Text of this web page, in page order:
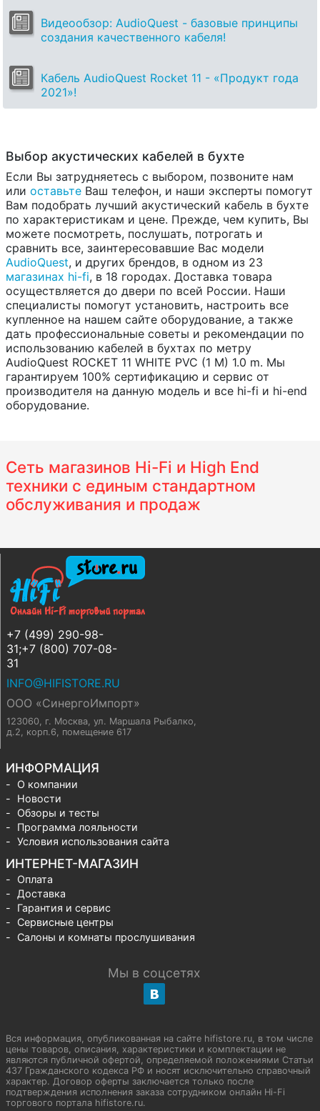
Видеообзор: AudioQuest - базовые принципы
создания качественного кабеля!
Кабель AudioQuest Rocket 11 - «Продукт года
2021»!
Выбор акустических кабелей в бухте
Если Вы затрудняетесь с выбором, позвоните нам
или оставьте Ваш телефон, и наши эксперты помогут
Вам подобрать лучший акустический кабель в бухте
по характеристикам и цене. Прежде, чем купить, Вы
можете посмотреть, послушать, потрогать и
сравнить все, заинтересовавшие Вас модели
AudioQuest, и других брендов, в одном из 23
магазинах hi-fi, в 18 городах. Доставка товара
осуществляется до двери по всей России. Наши
специалисты помогут установить, настроить все
купленное на нашем сайте оборудование, а также
дать профессиональные советы и рекомендации по
использованию кабелей в бухтах по метру
AudioQuest ROCKET 11 WHITE PVC (1 M) 1.0 m. Мы
гарантируем 100% сертификацию и сервис от
производителя на данную модель и все hi-fi и hi-end
оборудование.
Сеть магазинов Hi-Fi и High End
техники с единым стандартном
обслуживания и продаж
+7 (499) 290-98-
31;+7 (800) 707-08-
31
INFO@HIFISTORE.RU
ООО «СинергоИмпорт»
123060, г. Москва, ул. Маршала Рыбалко,
д.2, корп.6, помещение 617
ИНФОРМАЦИЯ
О компании
Новости
Обзоры и тесты
Программа лояльности
Условия использования сайта
ИНТЕРНЕТ-МАГАЗИН
Оплата
Доставка
Гарантия и сервис
Сервисные центры
Салоны и комнаты прослушивания
Мы в соцсетях
Вся информация, опубликованная на сайте hifistore.ru, в том числе
цены товаров, описания, характеристики и комплектации не
являются публичной офертой, определяемой положениями Статьи
437 Гражданского кодекса РФ и носят исключительно справочный
характер. Договор оферты заключается только после
подтверждения исполнения заказа сотрудником онлайн Hi-Fi
торгового портала hifistore.ru.